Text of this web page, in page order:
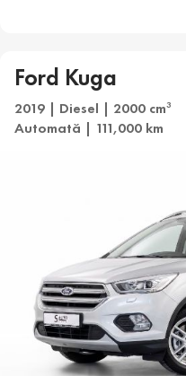
Ford Kuga
2019 | Diesel | 2000 cm3
Automată | 111,000 km